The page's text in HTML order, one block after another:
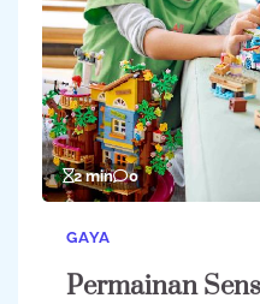
2 min 0
GAYA
Permainan